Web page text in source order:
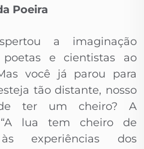
Poeira
a imaginação
poetas e cientistas ao
você já parou para
tão distante, nosso
ter um cheiro? A
lua tem cheiro de
experiências dos